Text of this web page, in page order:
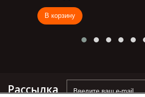
В корзину
Рассылка